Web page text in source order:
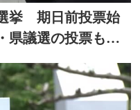
挙 期日前投票始
県議選の投票も可